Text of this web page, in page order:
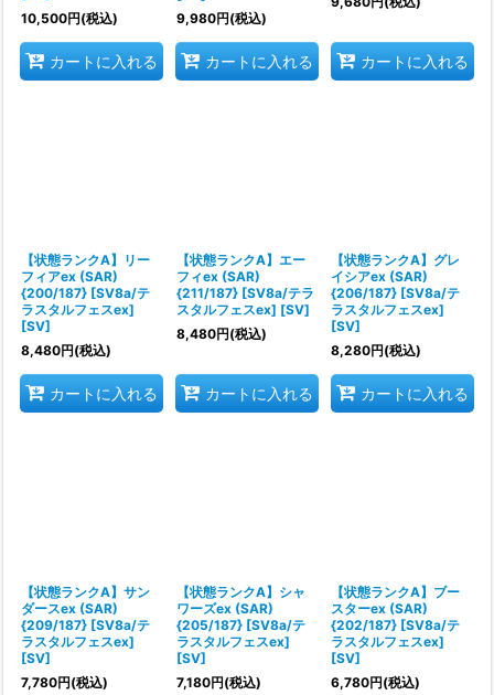
10,500円(税込)
カートに入れる
9,980円(税込)
カートに入れる カートに入れる
【状態ランクA】リー
フィアex (SAR)
{200/187} [SV8a/テ
ラスタルフェスex]
[SV]
8,480円(税込)
カートに入れる
【状態ランクA】エー
フィex (SAR)
{211/187} [SV8a/テラ
スタルフェスex] [SV]
8,480円(税込)
カートに入れる
【状態ランクA】グレ
イシアex (SAR)
{206/187} [SV8a/テ
ラスタルフェスex]
[SV]
8,280円(税込)
カートに入れる
【状態ランクA】サン
ダースex (SAR)
{209/187} [SV8a/テ
ラスタルフェスex]
[SV]
7,780円(税込)
【状態ランクA】シャ
ワーズex (SAR)
{205/187} [SV8a/テ
ラスタルフェスex]
[SV]
7,180円(税込)
【状態ランクA】ブー
スターex (SAR)
{202/187} [SV8a/テ
ラスタルフェスex]
[SV]
6,780円(税込)